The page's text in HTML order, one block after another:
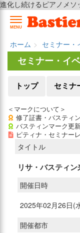
進化し続けるピアノメソ
MENU
ホーム セミナー・
セミナー・イ
トップ セミナ
＜マークについて＞
修了証書・バスティ
バスティンマーク更
ピティナ・セミナー
タイトル
リサ・バスティ
開催日時
2025年02月26日(
開催都市